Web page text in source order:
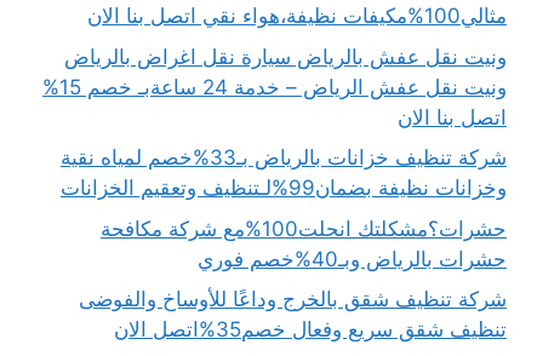
مثالي100%مكيفات نظيفة،هواء نقي اتصل بنا الان
ونيت نقل عفش بالرياض سيارة نقل اغراض بالرياض
ونيت نقل عفش الرياض – خدمة 24 ساعةبـ خصم 15%
اتصل بنا الان
شركة تنظيف خزانات بالرياض بـ33%خصم لمياه نقية
وخزانات نظيفة بضمان99%لـتنظيف وتعقيم الخزانات
حشرات؟مشكلتك انحلت100%مع شركة مكافحة
حشرات بالرياض وبـ40%خصم فوري
شركة تنظيف شقق بالخرج وداعًا للأوساخ والفوضى
تنظيف شقق سريع وفعال خصم35%اتصل الان